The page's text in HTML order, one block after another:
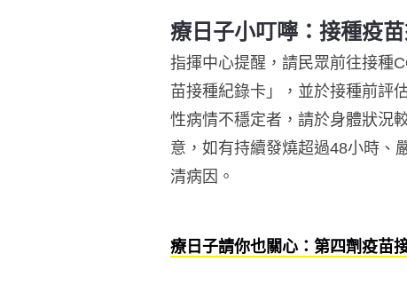
療日子小叮嚀：接種疫苗
指揮中心提醒，請民眾前往接種
苗接種紀錄卡」，並於接種前評
性病情不穩定者，請於身體狀況
意，如有持續發燒超過48小時、
清病因。
療日子請你也關心：第四劑疫苗